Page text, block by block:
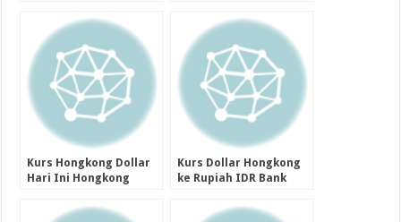
Hongkong29 Januari
2024
Kurs Hongkong Dollar
Hari Ini Hongkong
Kurs Dollar Hongkong
ke Rupiah IDR Bank